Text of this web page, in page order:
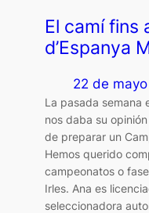
El camí fins
d’Espanya
22 de
La pasada semana
nos daba su
de preparar un
Hemos querido
campeonatos o
Irles. Ana es
seleccionadora